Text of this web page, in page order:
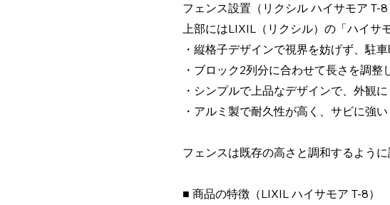
フェンス設置（リクシル ハイサモア T-8
上部にはLIXIL（リクシル）の「ハイサ
・縦格子デザインで視界を妨げず、駐
・ブロック2列分に合わせて長さを調整
・シンプルで上品なデザインで、外観
・アルミ製で耐久性が高く、サビに強い
フェンスは既存の高さと調和するよう
■ 商品の特徴（LIXIL ハイサモア T-8）